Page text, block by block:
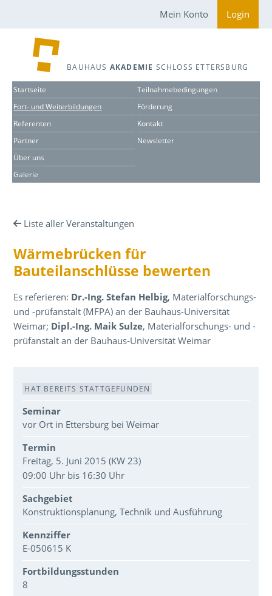
Mein Konto Login
BAUHAUS AKADEMIE SCHLOSS ETTERSBURG
Startseite
Fort- und Weiterbildungen
Referenten
Partner
Über uns
Galerie
Teilnahmebedingungen
Förderung
Kontakt
Newsletter
Liste aller Veranstaltungen
Wärmebrücken für
Bauteilanschlüsse bewerten
Es referieren: Dr.-Ing. Stefan Helbig, Materialforschungs-
und -prüfanstalt (MFPA) an der Bauhaus-Universität
Weimar; Dipl.-Ing. Maik Sulze, Materialforschungs- und -
prüfanstalt an der Bauhaus-Universität Weimar
Veranstaltungsdaten
HAT BEREITS STATTGEFUNDEN
Seminar
vor Ort in Ettersburg bei Weimar
Termin
Freitag, 5. Juni 2015 (KW 23)
09:00 Uhr bis 16:30 Uhr
Sachgebiet
Konstruktionsplanung, Technik und Ausführung
Kennziffer
E-050615 K
Fortbildungsstunden
8